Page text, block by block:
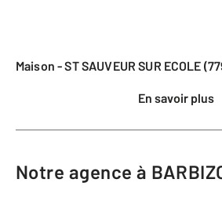
Maison - ST SAUVEUR SUR ECOLE
En savoir plus
Notre agence à